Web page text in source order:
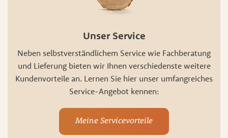
Unser Service
Neben selbstverständlichem Service wie Fachberatung
und Lieferung bieten wir Ihnen verschiedenste weitere
Kundenvorteile an. Lernen Sie hier unser umfangreiches
Service-Angebot kennen:
Meine Servicevorteile